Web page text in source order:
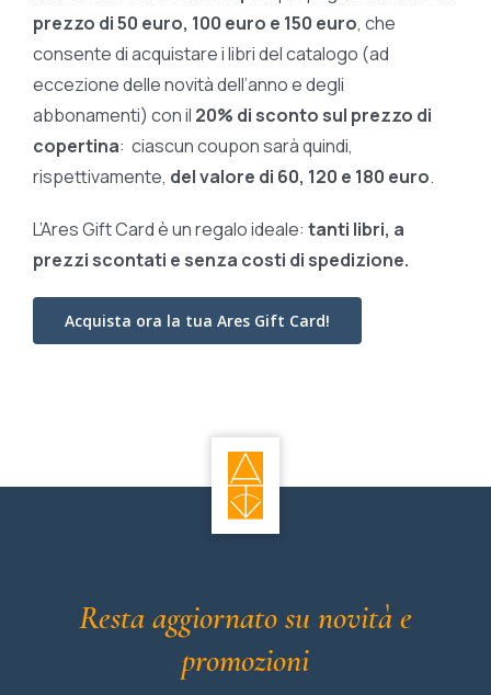
prezzo di 50 euro, 100 euro e 150 euro, che
consente di acquistare i libri del catalogo (ad
eccezione delle novità dell’anno e degli
abbonamenti) con il 20% di sconto sul prezzo di
copertina: ciascun coupon sarà quindi,
rispettivamente, del valore di 60, 120 e 180 euro.
L’Ares Gift Card è un regalo ideale: tanti libri, a
prezzi scontati e senza costi di spedizione.
Acquista ora la tua Ares Gift Card!
Resta aggiornato su novità e
promozioni